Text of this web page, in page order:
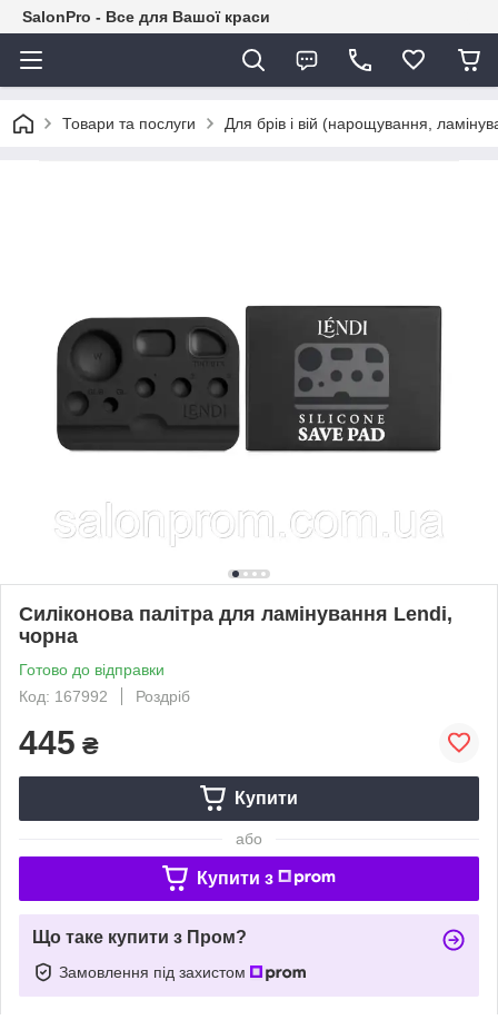
SalonPro - Все для Вашої краси
Товари та послуги Для брів і вій (нарощування,
Силіконова палітра для ламінування Lendi,
чорна
Готово до відправки
Код: 167992
Роздріб
445 ₴
Купити
або
Купити з
Що таке купити з Пром?
Замовлення під захистом